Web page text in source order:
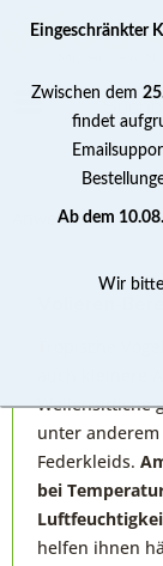
Wellensittiche
unter
Federkleids.
bei
helfen ihnen
Eingeschränkter
Zwischen dem
findet
Ab dem
Wir